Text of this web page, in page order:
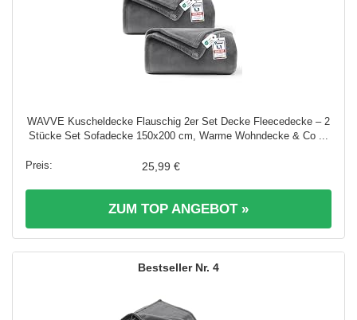
WAVVE Kuscheldecke Flauschig 2er Set Decke Fleecedecke – 2
Stücke Set Sofadecke 150x200 cm, Warme Wohndecke & Co ...
25,99 €
ZUM TOP ANGEBOT »
4